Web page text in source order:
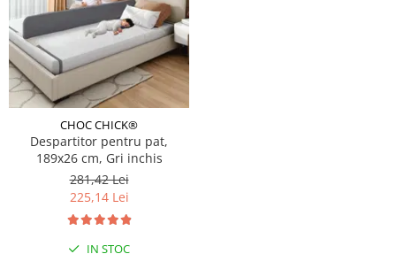
CHOC CHICK®
Despartitor pentru pat,
189x26 cm, Gri inchis
281,42 Lei
225,14 Lei
IN STOC